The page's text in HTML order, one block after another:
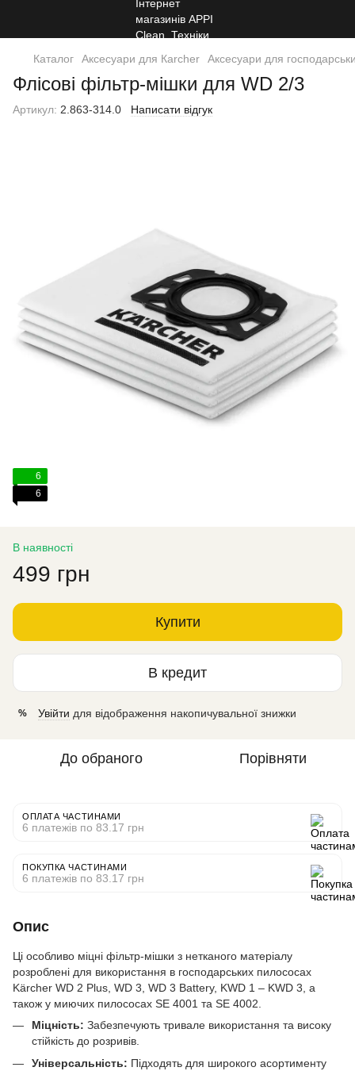
Каталог Аксесуари для Кarcher Аксесуари для
Флісові фільтр-мішки для WD 2/3
Артикул: 2.863-314.0 Написати відгук
6
6
В наявності
499 грн
Купити
В кредит
% Увійти для відображення накопичувальної знижки
До обраного Порівняти
ОПЛАТА ЧАСТИНАМИ
6 платежів по 83.17 грн
ПОКУПКА ЧАСТИНАМИ
6 платежів по 83.17 грн
Опис
Ці особливо міцні фільтр-мішки з нетканого матеріалу
розроблені для використання в господарських пилососах
Kärcher WD 2 Plus, WD 3, WD 3 Battery, KWD 1 – KWD 3, а
також у миючих пилососах SE 4001 та SE 4002.
Міцність: Забезпечують тривале використання та високу
стійкість до розривів.
Універсальність: Підходять для широкого асортименту